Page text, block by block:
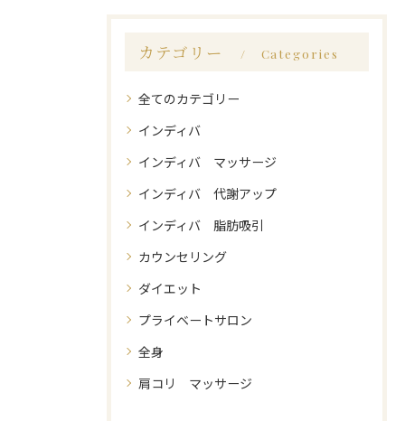
カテゴリー Categories
全てのカテゴリー
インディバ
インディバ マッサージ
インディバ 代謝アップ
インディバ 脂肪吸引
カウンセリング
ダイエット
プライベートサロン
全身
肩コリ マッサージ